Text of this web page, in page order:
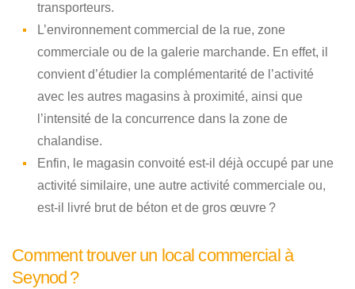
transporteurs.
L’environnement commercial de la rue, zone
commerciale ou de la galerie marchande. En effet, il
convient d’étudier la complémentarité de l’activité
avec les autres magasins à proximité, ainsi que
l’intensité de la concurrence dans la zone de
chalandise.
Enfin, le magasin convoité est-il déjà occupé par une
activité similaire, une autre activité commerciale ou,
est-il livré brut de béton et de gros œuvre ?
Comment trouver un local commercial à
Seynod ?